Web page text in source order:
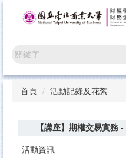
區
首頁 活動記錄及花絮
【講座】期權交易實務
活動資訊